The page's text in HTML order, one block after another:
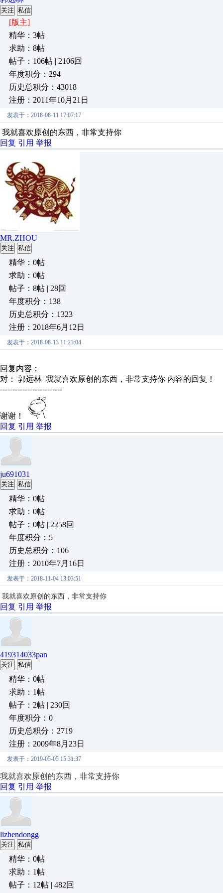
关注 私信
[版主]
精华：3帖
求助：8帖
帖子：106帖 | 2106回
年度积分：294
历史总积分：43018
注册：2011年10月21日
发表于：2018-08-11 17:07:17
我就喜欢原创的东西，非常支持你
回复 引用 举报
MR.ZHOU
关注 私信
精华：0帖
求助：0帖
帖子：8帖 | 28回
年度积分：138
历史总积分：1323
注册：2018年6月12日
发表于：2018-08-13 11:23:04
回复内容：
对： 郭远林 我就喜欢原创的东西，非常支持你 内容的回复！
-------------------------
谢谢！
回复 引用 举报
ju691031
关注 私信
精华：0帖
求助：0帖
帖子：0帖 | 2258回
年度积分：5
历史总积分：106
注册：2010年7月16日
发表于：2018-11-04 13:03:51
我就喜欢原创的东西，非常支持你
回复 引用 举报
419314033pan
关注 私信
精华：0帖
求助：1帖
帖子：2帖 | 230回
年度积分：0
历史总积分：2719
注册：2009年8月23日
发表于：2019-05-05 15:31:37
我就喜欢原创的东西，非常支持你
回复 引用 举报
lizhendongg
关注 私信
精华：0帖
求助：1帖
帖子：12帖 | 482回